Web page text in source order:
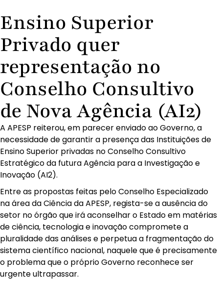
Ensino Superior
Privado quer
representação no
Conselho Consultivo
de Nova Agência (AI2)
A APESP reiterou, em parecer enviado ao Governo, a
necessidade de garantir a presença das Instituições de
Ensino Superior privadas no Conselho Consultivo
Estratégico da futura Agência para a Investigação e
Inovação (AI2).
Entre as propostas feitas pelo Conselho Especializado
na área da Ciência da APESP, regista-se a ausência do
setor no órgão que irá aconselhar o Estado em matérias
de ciência, tecnologia e inovação compromete a
pluralidade das análises e perpetua a fragmentação do
sistema científico nacional, naquele que é precisamente
o problema que o próprio Governo reconhece ser
urgente ultrapassar.